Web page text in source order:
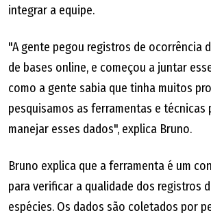
integrar a equipe.
"A gente pegou registros de ocorrência
de bases online, e começou a juntar
como a gente sabia que tinha muitos
pesquisamos as ferramentas e técnicas
manejar esses dados", explica Bruno.
Bruno explica que a ferramenta é um
para verificar a qualidade dos registros
espécies. Os dados são coletados por